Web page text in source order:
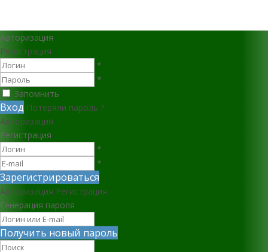
Авторизация
Регистрация
*
*
Запомнить
Вход Потеряли пароль ?
Авторизация
Регистрация
*
*
Зарегистрироваться
Авторизация Регистрация
Генерация пароля
Получить новый пароль